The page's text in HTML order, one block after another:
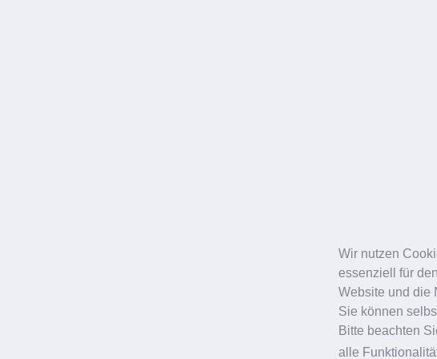
Wir nutzen
essenziell für
Website und die
Sie können
Bitte beachten
alle
Prof. Dr. med.
Facharzt für plastische &